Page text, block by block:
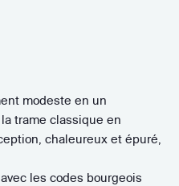
modeste en un
trame classique en
chaleureux et épuré,
les codes bourgeois